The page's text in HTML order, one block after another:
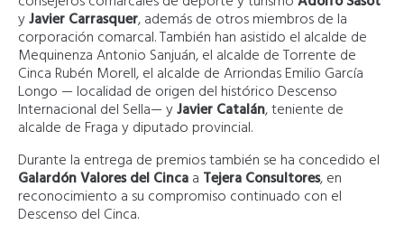
yJavier Carrasquer, además de otros miembros de la
corporación comarcal. También han asistido el alcalde de
Mequinenza Antonio Sanjuán, el alcalde de Torrente de
Cinca Rubén Morell, el alcalde de Arriondas Emilio García
Longo — localidad de origen del histórico Descenso
Internacional del Sella— yJavier Catalán, teniente de
alcalde de Fraga y diputado provincial.
Durante la entrega de premios también se ha concedido el
Galardón Valores del Cincaa Tejera Consultores, en
reconocimiento a su compromiso continuado con el
Descenso del Cinca.